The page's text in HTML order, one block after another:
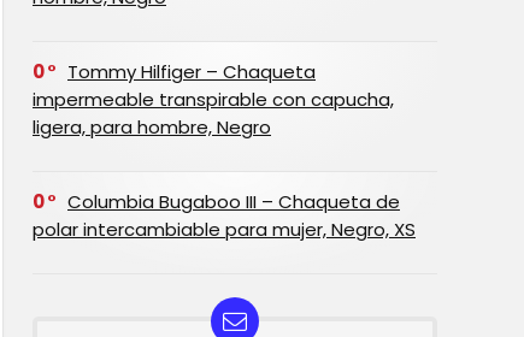
0
Tommy Hilfiger – Chaqueta
impermeable transpirable con capucha,
ligera, para hombre, Negro
0
Columbia Bugaboo III – Chaqueta de
polar intercambiable para mujer, Negro, XS